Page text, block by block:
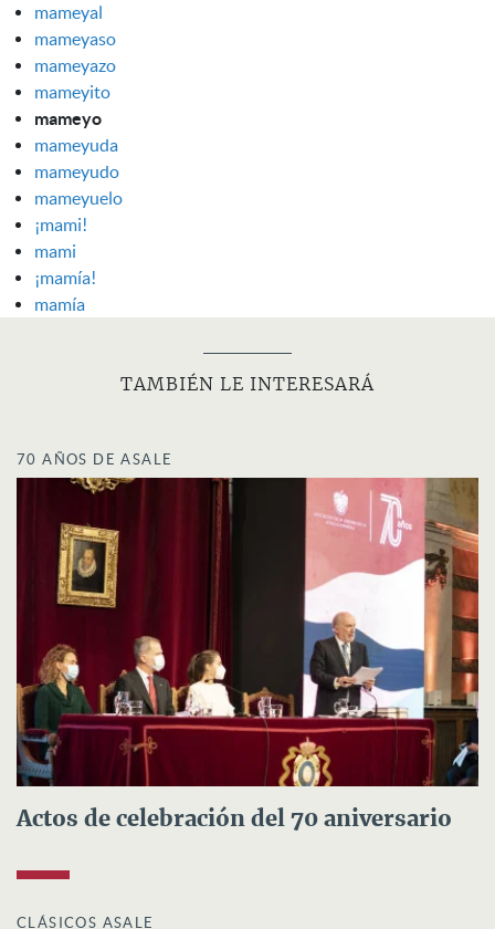
mameyal
mameyaso
mameyazo
mameyito
mameyo
mameyuda
mameyudo
mameyuelo
¡mami!
mami
¡mamía!
mamía
TAMBIÉN LE INTERESARÁ
70 AÑOS DE ASALE
Actos de celebración del 70 aniversario
CLÁSICOS ASALE